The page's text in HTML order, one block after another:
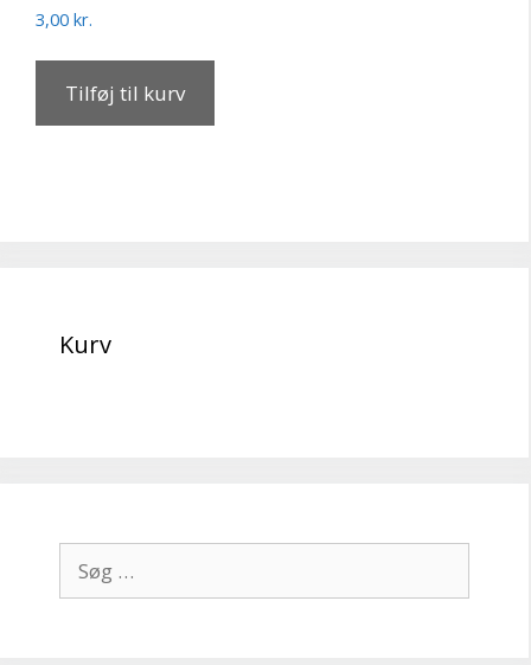
3,00 kr.
Tilføj til kurv
Kurv
efter: